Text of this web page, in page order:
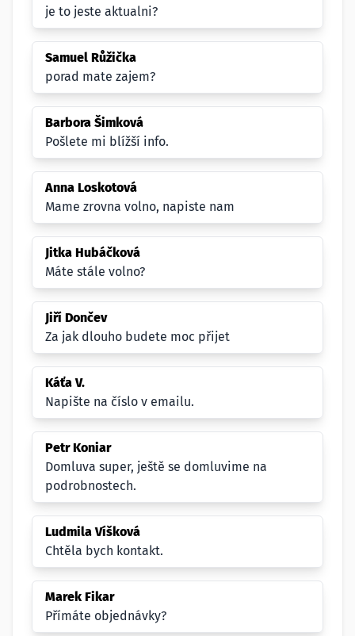
je to jeste aktualni?
Samuel Růžička
porad mate zajem?
Barbora Šimková
Pošlete mi blížší info.
Anna Loskotová
Mame zrovna volno, napiste nam
Jitka Hubáčková
Máte stále volno?
Jiří Dončev
Za jak dlouho budete moc přijet
Káťa V.
Napište na číslo v emailu.
Petr Koniar
Domluva super, ještě se domluvime na
podrobnostech.
Ludmila Víšková
Chtěla bych kontakt.
Marek Fikar
Přímáte objednávky?